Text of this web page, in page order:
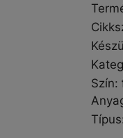
Szín:
Típus